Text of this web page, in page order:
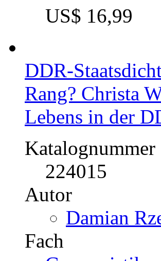
US$ 16,99
DDR-
Rang? Christa
Lebens in der
Katalognummer
224015
Autor
Damian
Fach